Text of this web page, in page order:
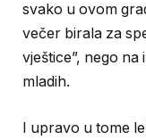
svako u ovom
večer birala za
vještice”, nego
mladih.
I upravo u tome